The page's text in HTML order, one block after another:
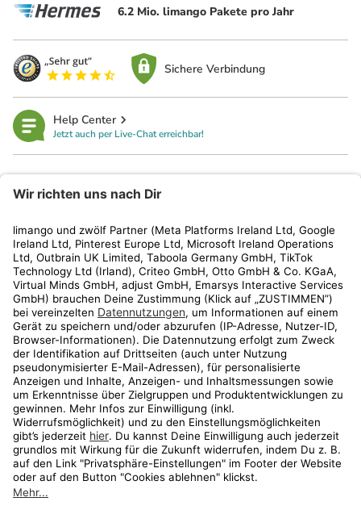
6.2 Mio. limango Pakete pro Jahr
Sichere Verbindung
Help Center
Jetzt auch per Live-Chat erreichbar!
Kundenservice
Shop
Aktionen
Travel